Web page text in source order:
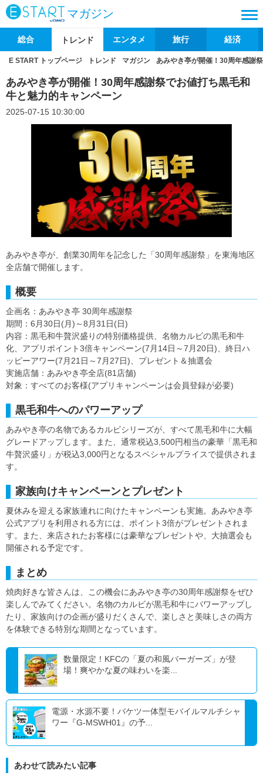
マガジン
総合 トレンド エンタメ 旅行 経済
E START トップページ トレンド マガジン あみやき亭が開催！30周年感謝
あみやき亭が開催！30周年感謝祭でお値打ち黒毛和
牛と魅力的キャンペーン
2025-07-15 10:30:00
あみやき亭が、創業30周年を記念した「30周年感謝祭」を東海地区
全店舗で開催します。
概要
企画名：あみやき亭 30周年感謝祭
期間：6月30日(月)～8月31日(日)
内容：黒毛和牛贅沢盛りの特別価格提供、名物カルビの黒毛和牛
化、アプリポイント3倍キャンペーン(7月14日～7月20日)、終日ハ
ッピーアワー(7月21日～7月27日)、プレゼント＆抽選会
実施店舗：あみやき亭全店(81店舗)
対象：すべてのお客様(アプリキャンペーンは会員登録が必要)
黒毛和牛へのパワーアップ
あみやき亭の名物であるカルビシリーズが、すべて黒毛和牛に大幅
グレードアップします。また、通常税込3,500円相当の豪華「黒毛和
牛贅沢盛り」が税込3,000円となるスペシャルプライスで提供されま
す。
家族向けキャンペーンとプレゼント
夏休みを迎える家族連れに向けたキャンペーンも実施。あみやき亭
公式アプリを利用される方には、ポイント3倍がプレゼントされま
す。また、来店されたお客様には豪華なプレゼントや、大抽選会も
開催される予定です。
まとめ
焼肉好きな皆さんは、この機会にあみやき亭の30周年感謝祭をぜひ
楽しんでみてください。名物のカルビが黒毛和牛にパワーアップし
たり、家族向けの企画が盛りだくさんで、楽しさと美味しさの両方
を体験できる特別な期間となっています。
数量限定！KFCの「夏の和風バーガーズ」が登
場！爽やかな夏の味わいを楽...
電源・水源不要！バケツ一体型モバイルマルチシャ
ワー『G-MSWH01』の予...
あわせて読みたい記事